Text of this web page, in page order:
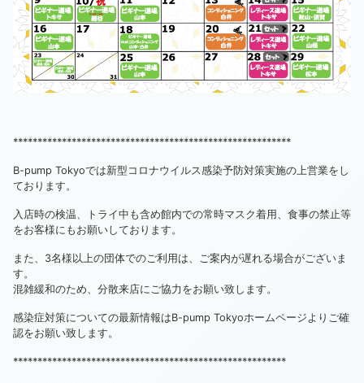
*********************************************************
B-pump Tokyoでは新型コロナウイルス感染予防対策実施の上営業をし
ております。
入店時の検温、トライ中も含め館内での常時マスク着用、食事の禁止等
をお客様にもお願いしております。
また、3名様以上の団体でのご利用は、ご案内が遅れる場合がございま
す。
混雑緩和のため、分散来店にご協力をお願い致します。
感染症対策についての最新情報はB-pump Tokyoホームページよりご確
認をお願い致します。
********************************************************